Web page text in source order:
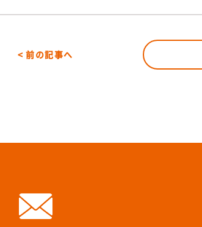
< 前の記事へ